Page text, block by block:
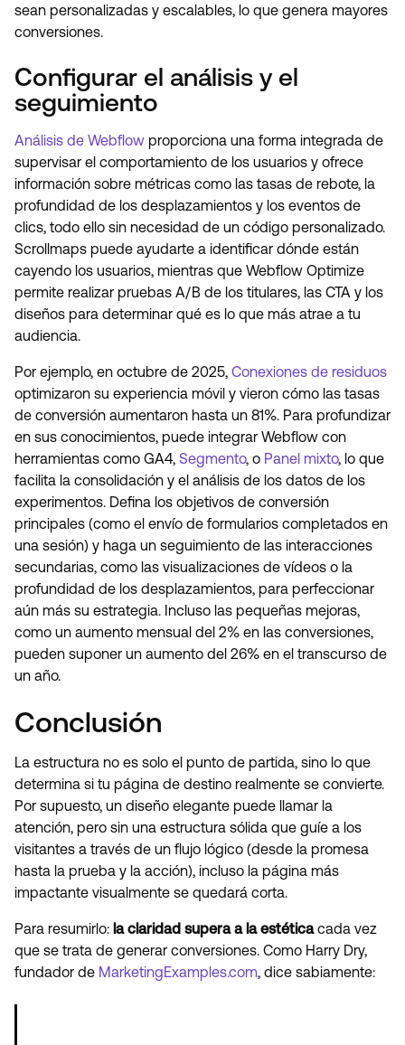
sean personalizadas y escalables, lo que genera mayores
conversiones.
Configurar el análisis y el
seguimiento
Análisis de Webflow proporciona una forma integrada de
supervisar el comportamiento de los usuarios y ofrece
información sobre métricas como las tasas de rebote, la
profundidad de los desplazamientos y los eventos de
clics, todo ello sin necesidad de un código personalizado.
Scrollmaps puede ayudarte a identificar dónde están
cayendo los usuarios, mientras que Webflow Optimize
permite realizar pruebas A/B de los titulares, las CTA y los
diseños para determinar qué es lo que más atrae a tu
audiencia.
Por ejemplo, en octubre de 2025, Conexiones de residuos
optimizaron su experiencia móvil y vieron cómo las tasas
de conversión aumentaron hasta un 81%. Para profundizar
en sus conocimientos, puede integrar Webflow con
herramientas como GA4, Segmento, o Panel mixto, lo que
facilita la consolidación y el análisis de los datos de los
experimentos. Defina los objetivos de conversión
principales (como el envío de formularios completados en
una sesión) y haga un seguimiento de las interacciones
secundarias, como las visualizaciones de vídeos o la
profundidad de los desplazamientos, para perfeccionar
aún más su estrategia. Incluso las pequeñas mejoras,
como un aumento mensual del 2% en las conversiones,
pueden suponer un aumento del 26% en el transcurso de
un año.
Conclusión
La estructura no es solo el punto de partida, sino lo que
determina si tu página de destino realmente se convierte.
Por supuesto, un diseño elegante puede llamar la
atención, pero sin una estructura sólida que guíe a los
visitantes a través de un flujo lógico (desde la promesa
hasta la prueba y la acción), incluso la página más
impactante visualmente se quedará corta.
Para resumirlo: la claridad supera a la estéticacada vez
que se trata de generar conversiones. Como Harry Dry,
fundador de MarketingExamples.com, dice sabiamente: